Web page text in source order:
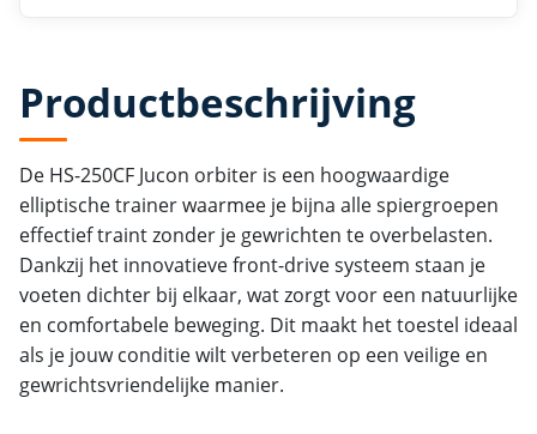
Productbeschrijving
De HS-250CF Jucon orbiter is een hoogwaardige
elliptische trainer waarmee je bijna alle spiergroepen
effectief traint zonder je gewrichten te overbelasten.
Dankzij het innovatieve front-drive systeem staan je
voeten dichter bij elkaar, wat zorgt voor een natuurlijke
en comfortabele beweging. Dit maakt het toestel ideaal
als je jouw conditie wilt verbeteren op een veilige en
gewrichtsvriendelijke manier.